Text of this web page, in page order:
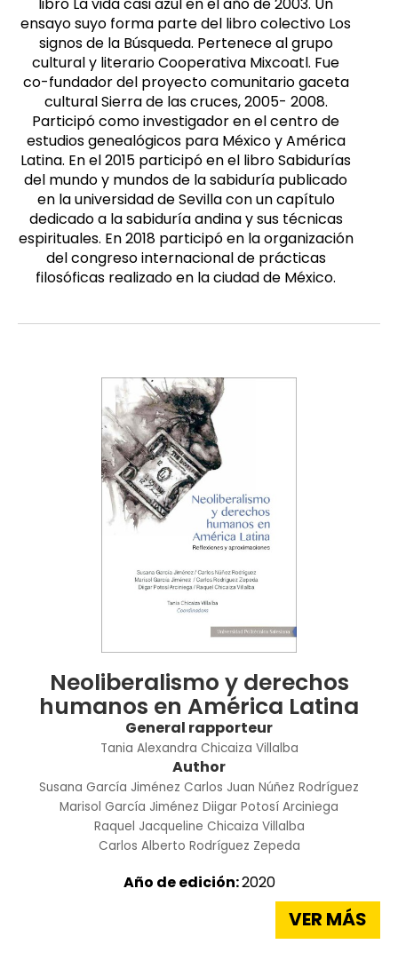
ensayo suyo forma parte del libro colectivo Los
signos de la Búsqueda. Pertenece al grupo
cultural y literario Cooperativa Mixcoatl. Fue
co-fundador del proyecto comunitario gaceta
cultural Sierra de las cruces, 2005- 2008.
Participó como investigador en el centro de
estudios genealógicos para México y América
Latina. En el 2015 participó en el libro Sabidurías
del mundo y mundos de la sabiduría publicado
en la universidad de Sevilla con un capítulo
dedicado a la sabiduría andina y sus técnicas
espirituales. En 2018 participó en la organización
del congreso internacional de prácticas
filosóficas realizado en la ciudad de México.
Neoliberalismo y derechos
humanos en América Latina
General rapporteur
Tania Alexandra Chicaiza Villalba
Author
Susana García Jiménez Carlos Juan Núñez Rodríguez
Marisol García Jiménez Diigar Potosí Arciniega
Raquel Jacqueline Chicaiza Villalba
Carlos Alberto Rodríguez Zepeda
Año de edición:2020
VER MÁS